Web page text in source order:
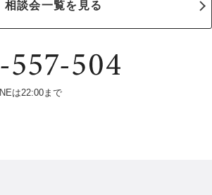
相談会一覧を見る
は22:00まで